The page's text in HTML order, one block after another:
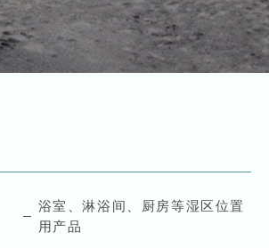
浴室、淋浴间、厨房等湿区位置
用产品